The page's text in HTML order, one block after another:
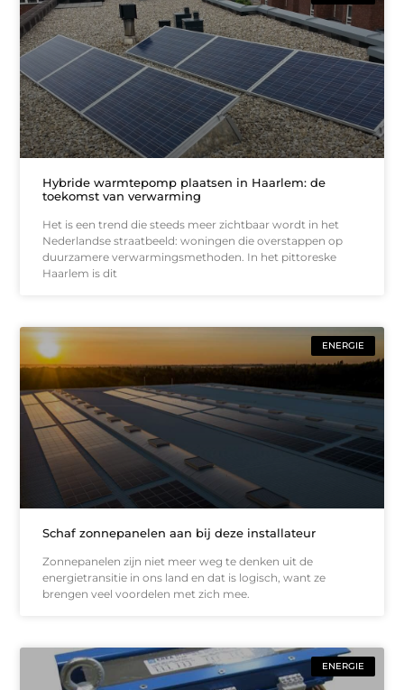
Hybride warmtepomp plaatsen in Haarlem: de
toekomst van verwarming
Het is een trend die steeds meer zichtbaar wordt in het
Nederlandse straatbeeld: woningen die overstappen op
duurzamere verwarmingsmethoden. In het pittoreske
Haarlem is dit
ENERGIE
Schaf zonnepanelen aan bij deze installateur
Zonnepanelen zijn niet meer weg te denken uit de
energietransitie in ons land en dat is logisch, want ze
brengen veel voordelen met zich mee.
ENERGIE